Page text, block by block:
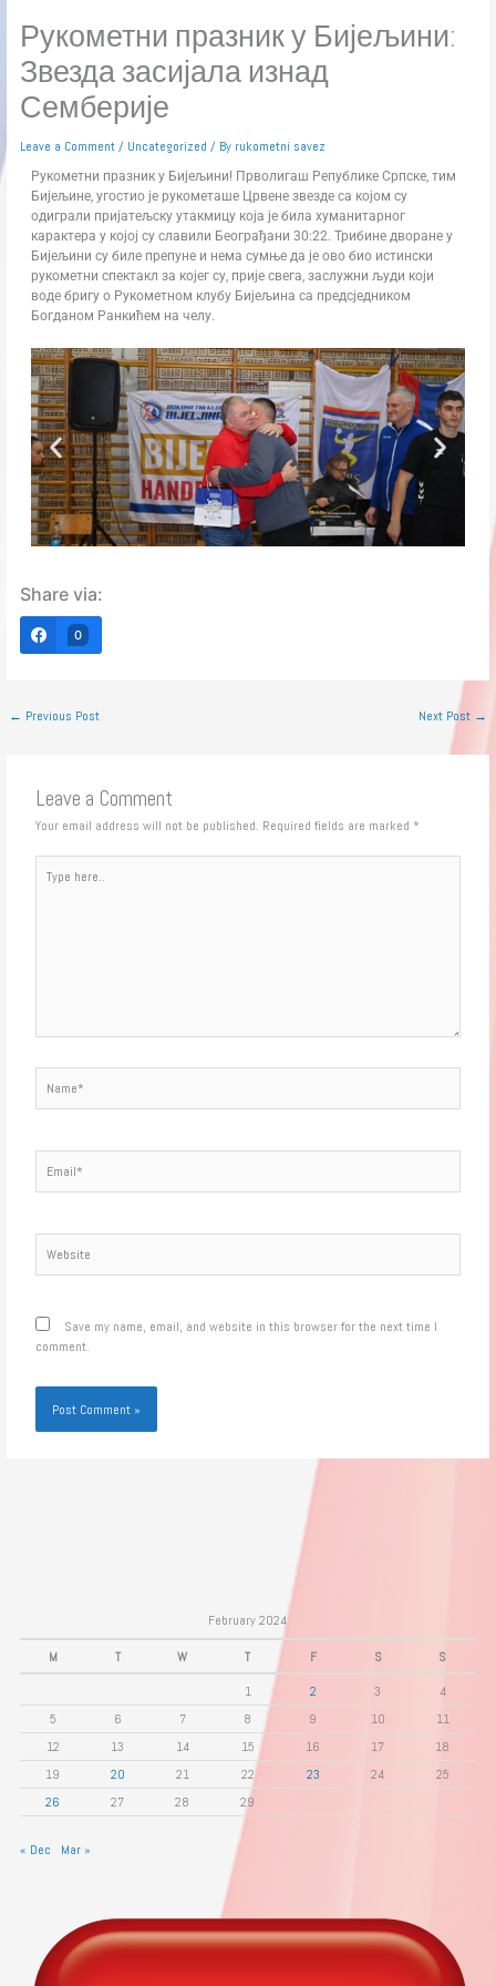
Рукометни празник у Бијељини:
Звезда засијала изнад
Семберије
Leave a Comment / Uncategorized / By rukometni savez
Рукометни празник у Бијељини! Прволигаш Републике Српске, тим
Бијељине, угостио је рукометаше Црвене звезде са којом су
одиграли пријатељску утакмицу која је била хуманитарног
карактера у којој су славили Београђани 30:22. Трибине дворане у
Бијељини су биле препуне и нема сумње да је ово био истински
рукометни спектакл за којег су, прије свега, заслужни људи који
воде бригу о Рукометном клубу Бијељина са предсједником
Богданом Ранкићем на челу.
Share via:
0
← Previous Post Next Post →
Leave a Comment
Your email address will not be published. Required fields are marked *
here..
Save my name, email, and website in this browser for the next time I
comment.
February 2024
M T W T F S S
1 2 3
4
5
6 7 8 9 10
11
12
13 14 15 16 17
18
19
20 21 22 23 24
25
26
27 28 29
« Dec Mar »